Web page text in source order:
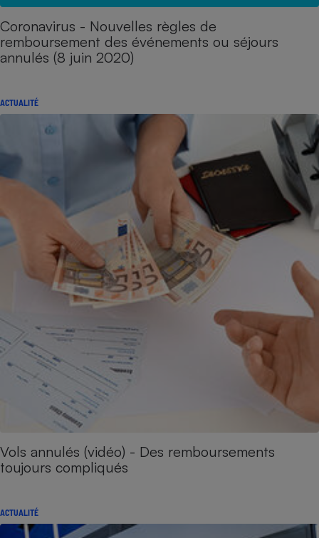
Coronavirus - Nouvelles règles de
remboursement des événements ou séjours
annulés (8 juin 2020)
ACTUALITÉ
Vols annulés (vidéo) - Des remboursements
toujours compliqués
ACTUALITÉ